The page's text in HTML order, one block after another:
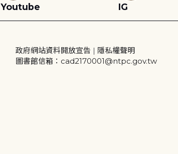
Youtube
IG
政府網站資料開放宣告 | 隱私權聲明
圖書館信箱：cad2170001@ntpc.gov.tw